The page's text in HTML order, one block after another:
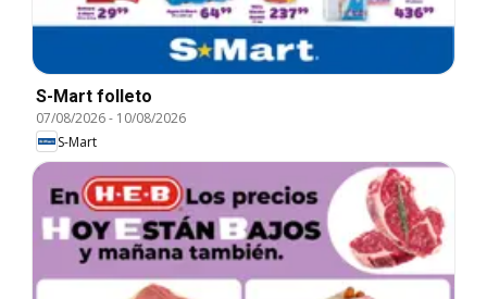
S-Mart folleto
07/08/2026- 10/08/2026
S-Mart